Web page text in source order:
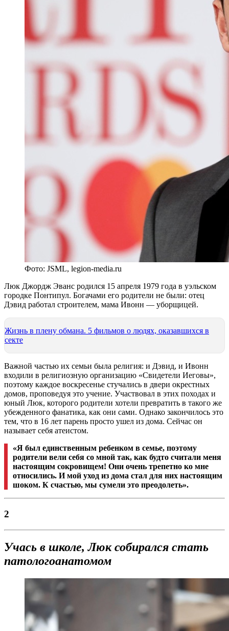
Фото: JSML, legion-media.ru
Люк Джордж Эванс родился 15 апреля 1979 года в уэльском
городке Понтипул. Богачами его родители не были: отец
Дэвид работал строителем, мама Ивонн — уборщицей.
Жизнь в плену обмана. 5 фильмов о людях, оказавшихся в
секте
Важной частью их семьи была религия: и Дэвид, и Ивонн
входили в религиозную организацию «Свидетели Иеговы»,
поэтому каждое воскресенье стучались в двери окрестных
домов, проповедуя это учение. Участвовал в этих походах и
юный Люк, которого родители хотели превратить в такого же
убежденного фанатика, как они сами. Однако закончилось это
тем, что в 16 лет парень просто ушел из дома. Сейчас он
называет себя атеистом.
«Я был единственным ребенком в семье, поэтому
родители вели себя со мной так, как будто считали меня
настоящим сокровищем! Они очень трепетно ко мне
относились. И мой уход из дома стал для них настоящим
шоком. К счастью, мы сумели это преодолеть».
2
Учась в школе, Люк собирался стать
патологоанатомом